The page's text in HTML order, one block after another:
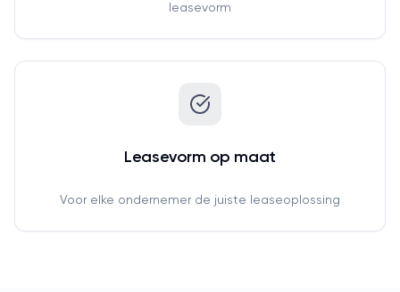
leasevorm
Leasevorm op maat
Voor elke ondernemer de juiste leaseoplossing